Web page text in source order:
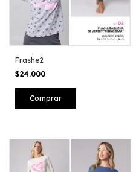
Frashe2
$24.000
Comprar